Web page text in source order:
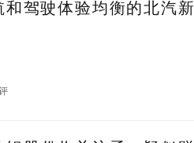
驾驶体验均衡的北汽